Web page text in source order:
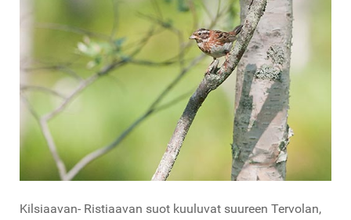
Kilsiaavan- Ristiaavan suot kuuluvat suureen Tervolan,